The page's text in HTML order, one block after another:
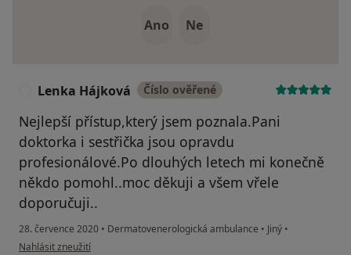
Ano Ne
Lenka Hájková Číslo ověřené
Nejlepší přístup,který jsem poznala.Pani
doktorka i sestřička jsou opravdu
profesionálové.Po dlouhých letech mi konečně
někdo pomohl..moc děkuji a všem vřele
doporučuji..
28. července 2020 • Dermatovenerologická ambulance • Jiný •
podle názoru uživatele Lenka Hájková
Nahlásit zneužití